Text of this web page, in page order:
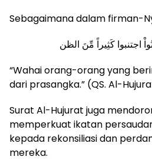
Sebagaimana dalam firman-
اجتنبوا كَثِيراً مِّنَ الظن
“Wahai orang-orang yang
dari prasangka.” (QS. Al-
Surat Al-Hujurat juga
memperkuat ikatan
kepada rekonsiliasi dan
mereka.